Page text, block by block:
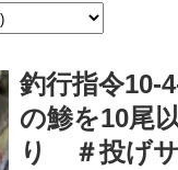
釣行指令10-
の鯵を10尾
り ＃投げ